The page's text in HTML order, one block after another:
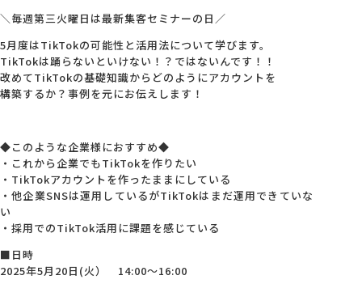
採用情報
お問い合わせ
＼毎週第三火曜日は最新集客セミナーの日／
5月度はTikTokの可能性と活用法について学びます。
TikTokは踊らないといけない！？ではないんです！！
改めてTikTokの基礎知識からどのようにアカウントを
構築するか？事例を元にお伝えします！
◆このような企業様におすすめ◆
・これから企業でもTikTokを作りたい
・TikTokアカウントを作ったままにしている
・他企業SNSは運用しているがTikTokはまだ運用できていな
い
・採用でのTikTok活用に課題を感じている
■日時
2025年5月20日(火） 14:00～16:00